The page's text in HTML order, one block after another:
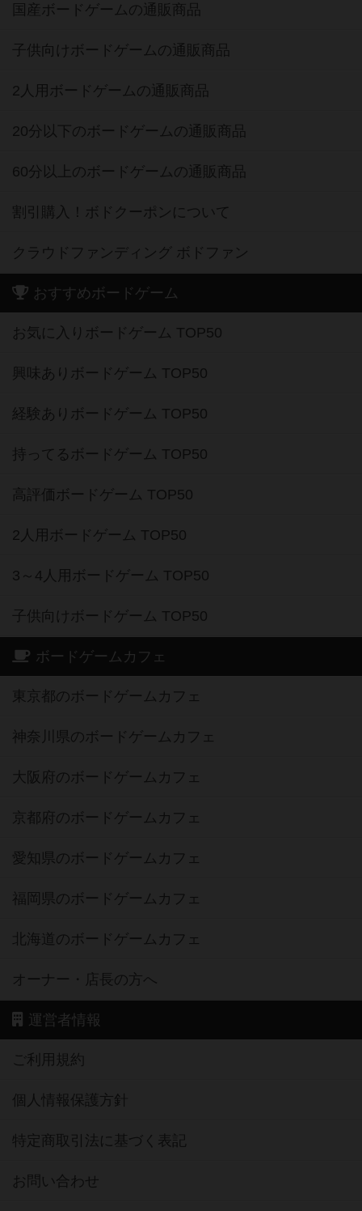
国産ボードゲームの通販商品
子供向けボードゲームの通販商品
2人用ボードゲームの通販商品
20分以下のボードゲームの通販商品
60分以上のボードゲームの通販商品
割引購入！ボドクーポンについて
クラウドファンディング ボドファン
おすすめボードゲーム
お気に入りボードゲーム TOP50
興味ありボードゲーム TOP50
経験ありボードゲーム TOP50
持ってるボードゲーム TOP50
高評価ボードゲーム TOP50
2人用ボードゲーム TOP50
3～4人用ボードゲーム TOP50
子供向けボードゲーム TOP50
ボードゲームカフェ
東京都のボードゲームカフェ
神奈川県のボードゲームカフェ
大阪府のボードゲームカフェ
京都府のボードゲームカフェ
愛知県のボードゲームカフェ
福岡県のボードゲームカフェ
北海道のボードゲームカフェ
オーナー・店長の方へ
運営者情報
ご利用規約
個人情報保護方針
特定商取引法に基づく表記
お問い合わせ